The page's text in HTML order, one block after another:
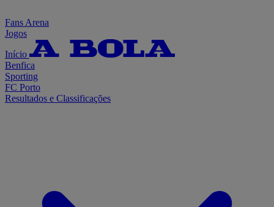
Fans Arena
Jogos
Início
Benfica
Sporting
FC Porto
Resultados e Classificações